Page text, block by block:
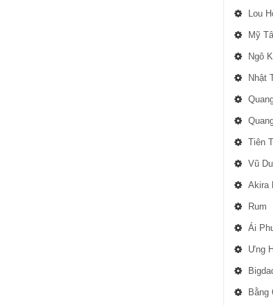
Lou
Mỹ
Ngô
Nhật
Tiên
Vũ
Akira
Rum
Ái
Ưng
Bằng